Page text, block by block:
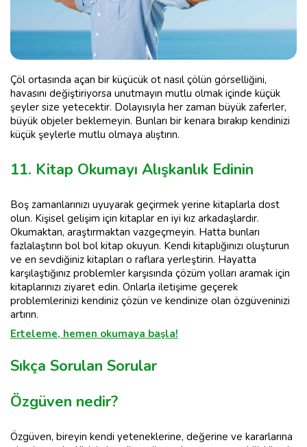
Çöl ortasında açan bir küçücük ot nasıl çölün görselliğini,
havasını değiştiriyorsa unutmayın mutlu olmak içinde küçük
şeyler size yetecektir. Dolayısıyla her zaman büyük zaferler,
büyük objeler beklemeyin. Bunları bir kenara bırakıp kendinizi
küçük şeylerle mutlu olmaya alıştırın.
11. Kitap Okumayı Alışkanlık Edinin
Boş zamanlarınızı uyuyarak geçirmek yerine kitaplarla dost
olun. Kişisel gelişim için kitaplar en iyi kız arkadaşlardır.
Okumaktan, araştırmaktan vazgeçmeyin. Hatta bunları
fazlalaştırın bol bol kitap okuyun. Kendi kitaplığınızı oluşturun
ve en sevdiğiniz kitapları o raflara yerleştirin. Hayatta
karşılaştığınız problemler karşısında çözüm yolları aramak için
kitaplarınızı ziyaret edin. Onlarla iletişime geçerek
problemlerinizi kendiniz çözün ve kendinize olan özgüveninizi
artırın.
Erteleme, hemen okumaya başla!
Sıkça Sorulan Sorular
Özgüven nedir?
Özgüven, bireyin kendi yeteneklerine, değerine ve kararlarına